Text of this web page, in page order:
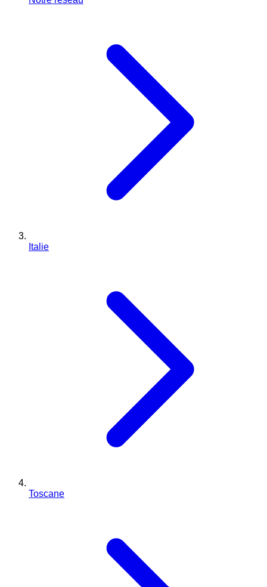
Italie
Toscane